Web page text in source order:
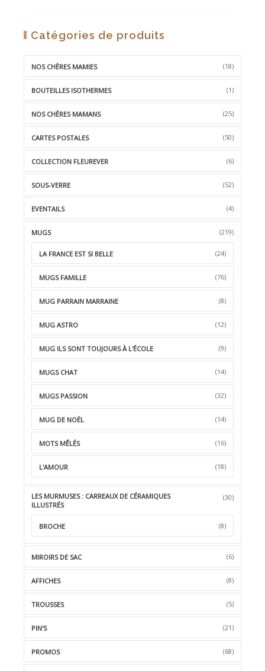
Catégories de produits
NOS CHÈRES MAMIES (18)
BOUTEILLES ISOTHERMES (1)
NOS CHÈRES MAMANS (25)
CARTES POSTALES (50)
COLLECTION FLEUREVER (6)
SOUS-VERRE (52)
EVENTAILS (4)
MUGS (219)
LA FRANCE EST SI BELLE (24)
MUGS FAMILLE (76)
MUG PARRAIN MARRAINE (8)
MUG ASTRO (12)
MUG ILS SONT TOUJOURS À L'ÉCOLE (9)
MUGS CHAT (14)
MUGS PASSION (32)
MUG DE NOËL (14)
MOTS MÊLÉS (16)
L'AMOUR (18)
LES MURMUSES : CARREAUX DE CÉRAMIQUES
ILLUSTRÉS
(30)
BROCHE (8)
MIROIRS DE SAC (6)
AFFICHES (8)
TROUSSES (5)
PIN'S (21)
PROMOS (68)